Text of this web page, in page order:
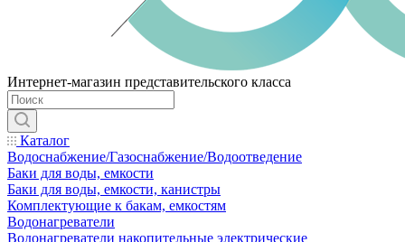
Интернет-магазин представительского класса
Каталог
Водоснабжение/Газоснабжение/Водоотведение
Баки для воды, емкости
Баки для воды, емкости, канистры
Комплектующие к бакам, емкостям
Водонагреватели
Водонагреватели накопительные электрические